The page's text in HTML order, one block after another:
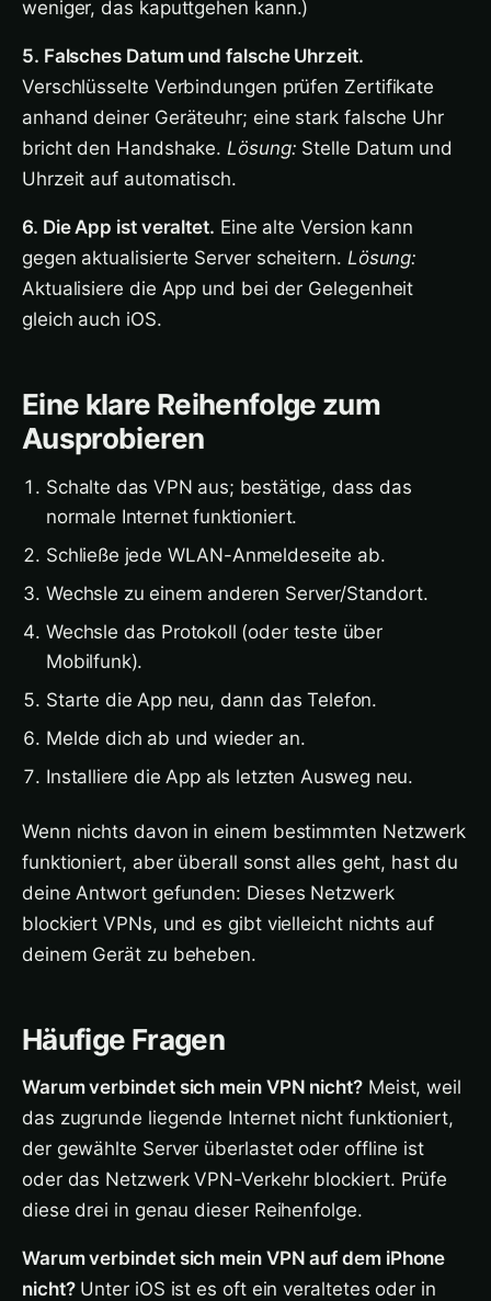
weniger, das kaputtgehen kann.)
5. Falsches Datum und falsche Uhrzeit.
Verschlüsselte Verbindungen prüfen Zertifikate
anhand deiner Geräteuhr; eine stark falsche Uhr
bricht den Handshake.Lösung: Stelle Datum und
Uhrzeit auf automatisch.
6. Die App ist veraltet. Eine alte Version kann
gegen aktualisierte Server scheitern. Lösung:
Aktualisiere die App und bei der Gelegenheit
gleich auch iOS.
Eine klare Reihenfolge zum
Ausprobieren
Schalte das VPN aus; bestätige, dass das
normale Internet funktioniert.
Schließe jede WLAN-Anmeldeseite ab.
Wechsle zu einem anderen Server/Standort.
Wechsle das Protokoll (oder teste über
Mobilfunk).
Starte die App neu, dann das Telefon.
Melde dich ab und wieder an.
Installiere die App als letzten Ausweg neu.
Wenn nichts davon in einem bestimmten Netzwerk
funktioniert, aber überall sonst alles geht, hast du
deine Antwort gefunden: Dieses Netzwerk
blockiert VPNs, und es gibt vielleicht nichts auf
deinem Gerät zu beheben.
Häufige Fragen
Warum verbindet sich mein VPN nicht?Meist, weil
das zugrunde liegende Internet nicht funktioniert,
der gewählte Server überlastet oder offline ist
oder das Netzwerk VPN-Verkehr blockiert. Prüfe
diese drei in genau dieser Reihenfolge.
Warum verbindet sich mein VPN auf dem iPhone
nicht?Unter iOS ist es oft ein veraltetes oder in